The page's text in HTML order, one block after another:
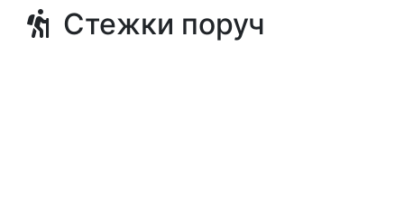
Стежки поруч